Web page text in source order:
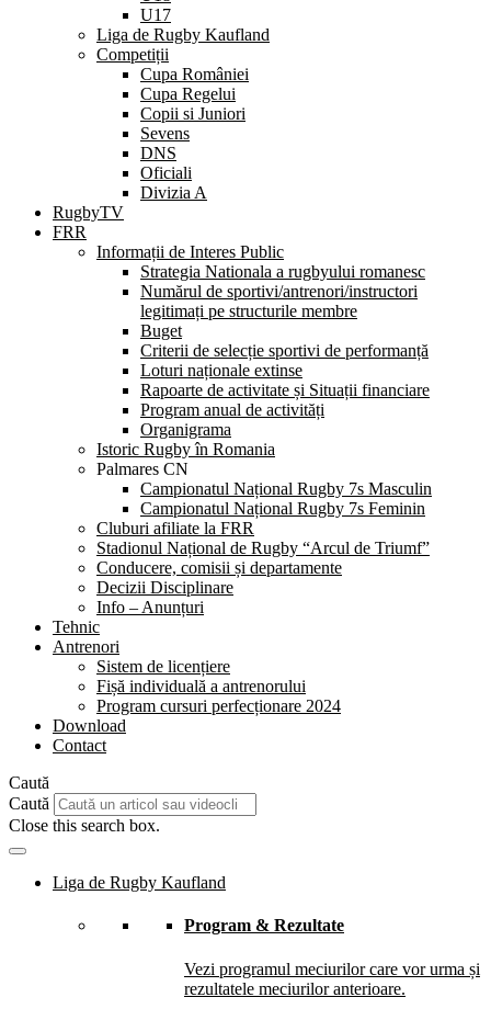
U17
Liga de Rugby Kaufland
Competiții
Cupa României
Cupa Regelui
Copii si Juniori
Sevens
DNS
Oficiali
Divizia A
RugbyTV
FRR
Informații de Interes Public
Strategia Nationala a rugbyului romanesc
Numărul de sportivi/antrenori/instructori
legitimați pe structurile membre
Buget
Criterii de selecție sportivi de performanță
Loturi naționale extinse
Rapoarte de activitate și Situații financiare
Program anual de activități
Organigrama
Istoric Rugby în Romania
Palmares CN
Campionatul Național Rugby 7s Masculin
Campionatul Național Rugby 7s Feminin
Cluburi afiliate la FRR
Stadionul Național de Rugby “Arcul de Triumf”
Conducere, comisii și departamente
Decizii Disciplinare
Info – Anunțuri
Tehnic
Antrenori
Sistem de licențiere
Fișă individuală a antrenorului
Program cursuri perfecționare 2024
Download
Contact
Caută
Caută
Close this search box.
Liga de Rugby Kaufland
Program & Rezultate
Vezi programul meciurilor care vor urma și
rezultatele meciurilor anterioare.